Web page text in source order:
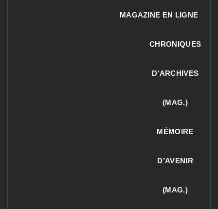
MAGAZINE EN LIGNE
CHRONIQUES
D’ARCHIVES
(MAG.)
MÉMOIRE
D’AVENIR
(MAG.)